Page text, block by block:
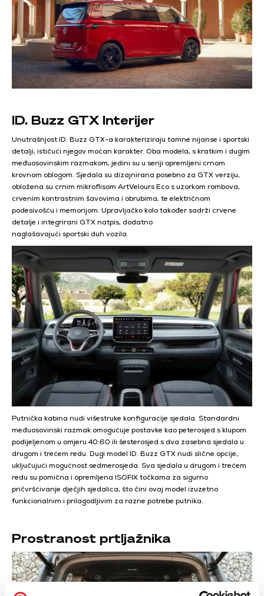
ID. Buzz GTX Interijer
Unutrašnjost ID. Buzz GTX-a karakteriziraju tamne nijanse i sportski
detalji, ističući njegov moćan karakter. Oba modela, s kratkim i dugim
međuosovinskim razmakom, jedini su u seriji opremljeni crnom
krovnom oblogom. Sjedala su dizajnirana posebno za GTX verziju,
obložena su crnim mikroflisom ArtVelours Eco s uzorkom rombova,
crvenim kontrastnim šavovima i obrubima, te električnom
podesivošću i memorijom. Upravljačko kolo također sadrži crvene
detalje i integrirani GTX natpis, dodatno
naglašavajući sportski duh vozila.
Putnička kabina nudi višestruke konfiguracije sjedala. Standardni
međuosovinski razmak omogućuje postavke kao peterosjed s klupom
podijeljenom u omjeru 40:60 ili šesterosjed s dva zasebna sjedala u
drugom i trećem redu. Dugi model ID. Buzz GTX nudi slične opcije,
uključujući mogućnost sedmerosjeda. Sva sjedala u drugom i trećem
redu su pomična i opremljena ISOFIX točkama za sigurno
pričvršćivanje dječjih sjedalica, što čini ovaj model izuzetno
funkcionalnim i prilagodljivim za razne potrebe putnika.
Prostranost prtljažnika